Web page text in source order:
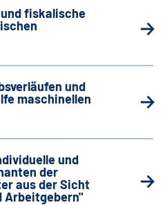
fiskalische
und
maschinellen
und
der
aus der Sicht
Arbeitgebern"